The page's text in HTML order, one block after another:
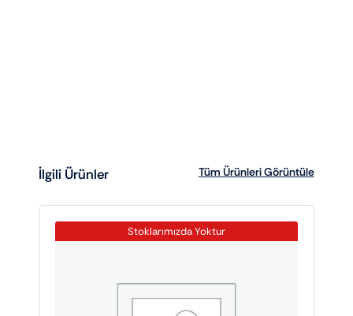
İlgili Ürünler Tüm Ürünleri Görüntüle
Stoklarımızda Yoktur